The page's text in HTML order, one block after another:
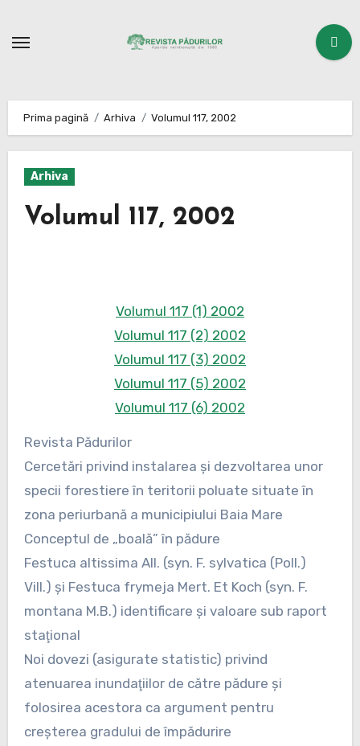
Prima pagină Arhiva Volumul 117, 2002
Arhiva
Volumul 117, 2002
Volumul 117 (1) 2002
Volumul 117 (2) 2002
Volumul 117 (3) 2002
Volumul 117 (5) 2002
Volumul 117 (6) 2002
Revista Pădurilor
Cercetări privind instalarea şi dezvoltarea unor
specii forestiere în teritorii poluate situate în
zona periurbană a municipiului Baia Mare
Conceptul de „boală” în pădure
Festuca altissima All. (syn. F. sylvatica (Poll.)
Vill.) şi Festuca frymeja Mert. Et Koch (syn. F.
montana M.B.) identificare şi valoare sub raport
staţional
Noi dovezi (asigurate statistic) privind
atenuarea inundaţiilor de către pădure şi
folosirea acestora ca argument pentru
creşterea gradului de împădurire